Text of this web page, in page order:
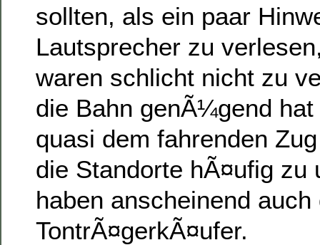
sollten, als ein paar
Lautsprecher zu
waren schlicht nicht zu
die Bahn genÃ¼gend hat
quasi dem fahrenden
die Standorte hÃ¤ufig zu
haben anscheinend auch
TontrÃ¤gerkÃ¤ufer.